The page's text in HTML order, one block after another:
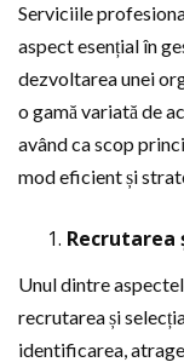
Serviciile
aspect esențial în
dezvoltarea unei
o gamă variată de
având ca scop
mod eficient și
Recrutarea
Unul dintre
recrutarea și
identificarea,